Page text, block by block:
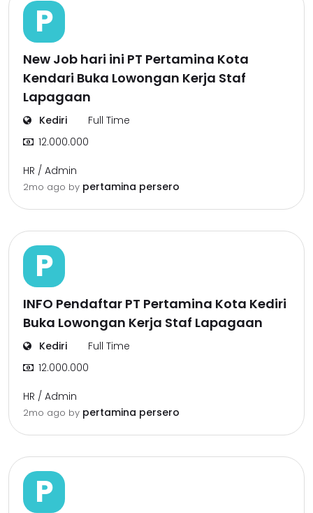
P
New Job hari ini PT Pertamina Kota
Kendari Buka Lowongan Kerja Staf
Lapagaan
Kediri
Full Time
12.000.000
HR / Admin
2mo ago by pertamina persero
P
INFO Pendaftar PT Pertamina Kota Kediri
Buka Lowongan Kerja Staf Lapagaan
Kediri
Full Time
12.000.000
HR / Admin
2mo ago by pertamina persero
P